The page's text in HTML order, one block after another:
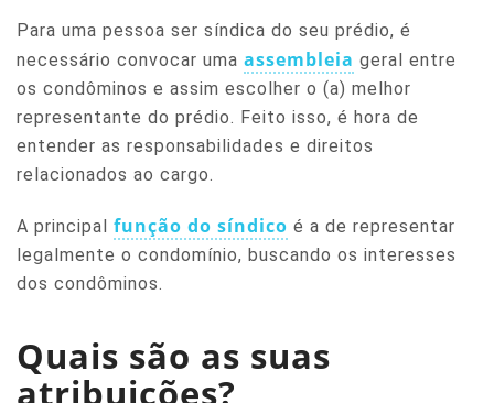
Para uma pessoa ser síndica do seu prédio, é
necessário convocar uma assembleia geral entre
os condôminos e assim escolher o (a) melhor
representante do prédio. Feito isso, é hora de
entender as responsabilidades e direitos
relacionados ao cargo.
A principal função do síndico é a de representar
legalmente o condomínio, buscando os interesses
dos condôminos.
Quais são as suas
atribuições?